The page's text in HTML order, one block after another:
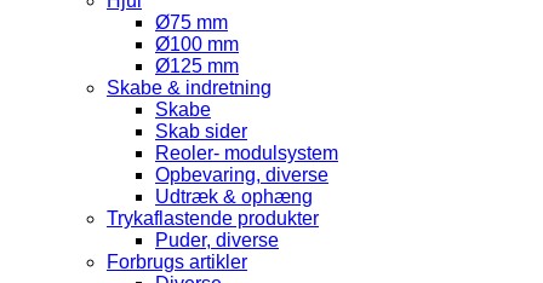
Ø75 mm
Ø100 mm
Ø125 mm
Skabe & indretning
Skabe
Skab sider
Reoler- modulsystem
Opbevaring, diverse
Udtræk & ophæng
Trykaflastende produkter
Puder, diverse
Forbrugs artikler